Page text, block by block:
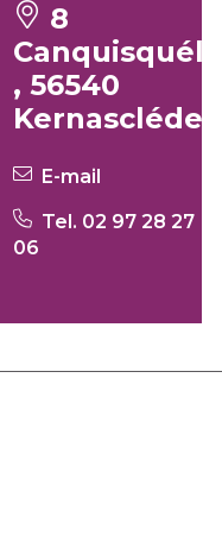
8
, 56540
Kernascléden
E-mail
Tel. 02 97 28 27
06